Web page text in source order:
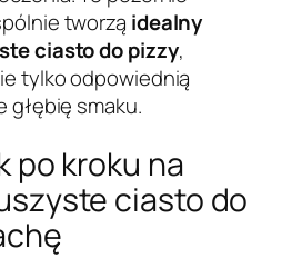
tworzą idealny
ciasto do pizzy,
tylko odpowiednią
głębię smaku.
po kroku na
ciasto do